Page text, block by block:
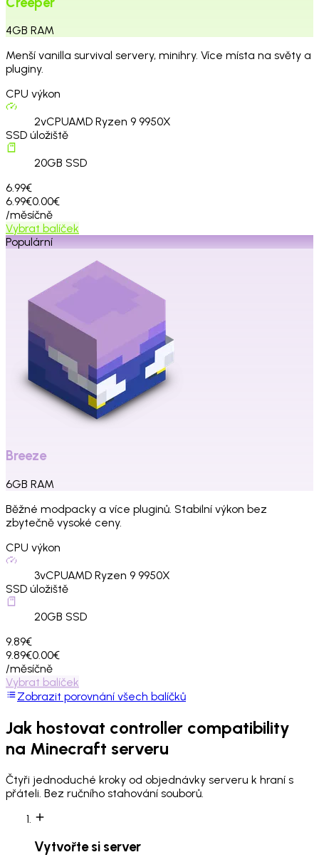
4GB RAM
Menší vanilla survival servery, minihry. Více místa na světy a
pluginy.
CPU výkon
2vCPUAMD Ryzen 9 9950X
SSD úložiště
20GB SSD
6.99€
6.99€0.00€
/měsíčně
Vybrat balíček
Populární
Breeze
6GB RAM
Běžné modpacky a více pluginů. Stabilní výkon bez
zbytečně vysoké ceny.
CPU výkon
3vCPUAMD Ryzen 9 9950X
SSD úložiště
20GB SSD
9.89€
9.89€0.00€
/měsíčně
Vybrat balíček
Zobrazit porovnání všech balíčků
Jak hostovat controller compatibility
na Minecraft serveru
Čtyři jednoduché kroky od objednávky serveru k hraní s
přáteli. Bez ručního stahování souborů.
Vytvořte si server